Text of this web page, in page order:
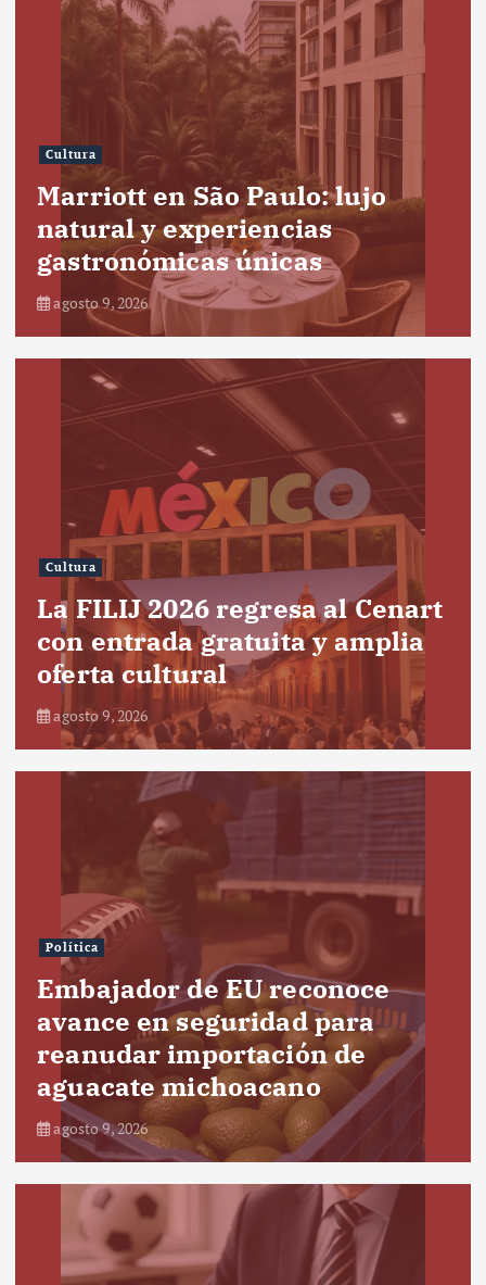
Cultura
Marriott en São Paulo: lujo
natural y experiencias
gastronómicas únicas
agosto 9, 2026
Cultura
La FILIJ 2026 regresa al Cenart
con entrada gratuita y amplia
oferta cultural
agosto 9, 2026
Política
Embajador de EU reconoce
avance en seguridad para
reanudar importación de
aguacate michoacano
agosto 9, 2026